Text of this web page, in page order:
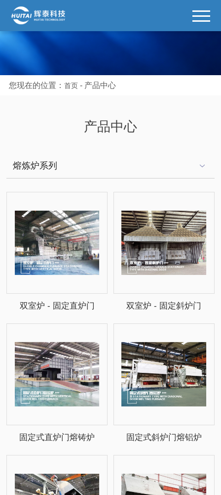
您现在的位置： 首页- 产品中心
产品中心
熔炼炉系列
双室炉 - 固定直炉门 双室炉 - 固定斜炉门
固定式直炉门熔铸炉 固定式斜炉门熔铝炉